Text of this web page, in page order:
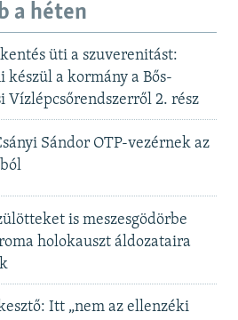
a héten
üti a szuverenitást:
készül a kormány a Bős-
Vízlépcsőrendszerről 2. rész
Sándor OTP-vezérnek az
is meszesgödörbe
holokauszt áldozataira
Itt „nem az ellenzéki